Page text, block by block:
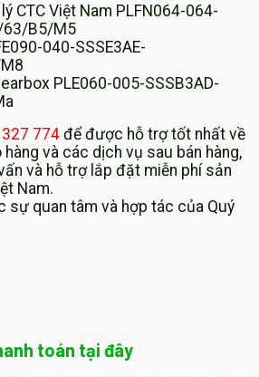
CTC Việt Nam PLFN064-064-
63/B5/M5
040-SSSE3AE-
PLE060-005-SSSB3AD-
774 để được hỗ trợ tốt nhất về
và các dịch vụ sau bán hàng,
và hỗ trợ lắp đặt miễn phí sản
Nam.
sự quan tâm và hợp tác của Quý
toán tại đây